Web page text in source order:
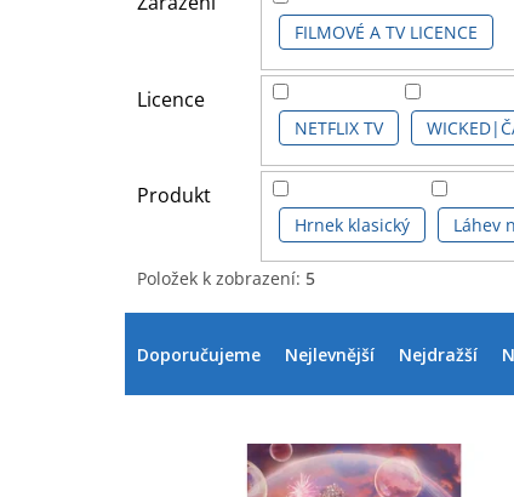
FILMOVÉ A TV LICENCE
Licence
NETFLIX TV
Produkt
Hrnek klasický Láhev
Položek k zobrazení: 5
ie
Doporučujeme Nejlevnější Nejdražší